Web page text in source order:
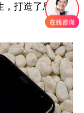
打造了息屏显